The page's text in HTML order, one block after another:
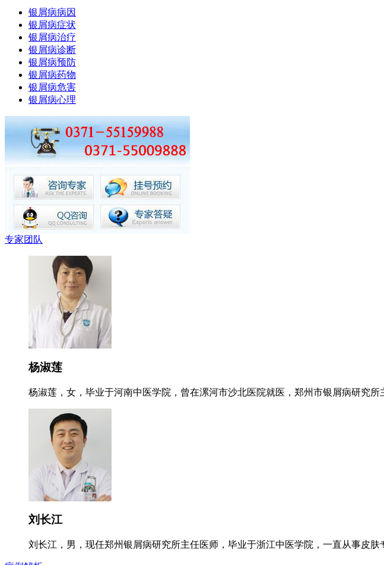
银屑病病因
银屑病症状
银屑病治疗
银屑病诊断
银屑病预防
银屑病药物
银屑病危害
银屑病心理
专家团队
杨淑莲
杨淑莲，女，毕业于河南中医学院，曾在漯河市沙北医院就医，郑州市银屑病研究
刘长江
刘长江，男，现任郑州银屑病研究所主任医师，毕业于浙江中医学院，一直从事皮